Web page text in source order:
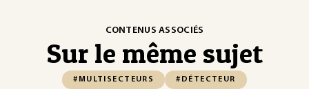
CONTENUS ASSOCIÉS
Sur le même sujet
#MULTISECTEURS #DÉTECTEUR